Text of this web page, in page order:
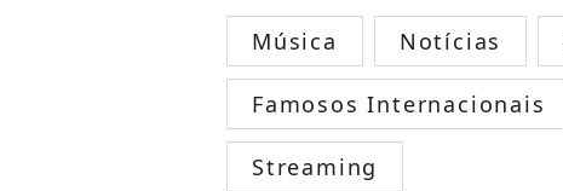
Música Notícias
Famosos Internacionais
Streaming